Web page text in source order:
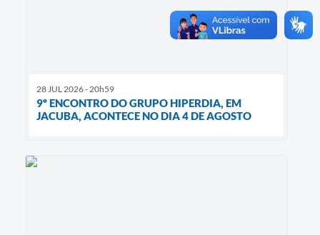
28 JUL 2026 - 20h59
9º ENCONTRO DO GRUPO HIPERDIA, EM
JACUBA, ACONTECE NO DIA 4 DE AGOSTO